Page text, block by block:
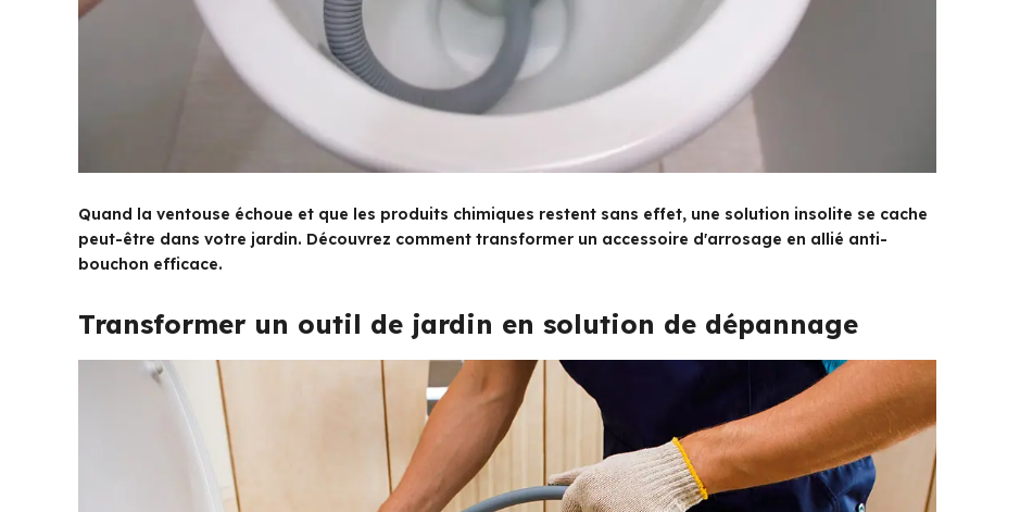
Quand la ventouse échoue et que les produits chimiques restent sans effet, une solution insolite se cache
peut-être dans votre jardin. Découvrez comment transformer un accessoire d'arrosage en allié anti-
bouchon efficace.
Transformer un outil de jardin en solution de dépannage